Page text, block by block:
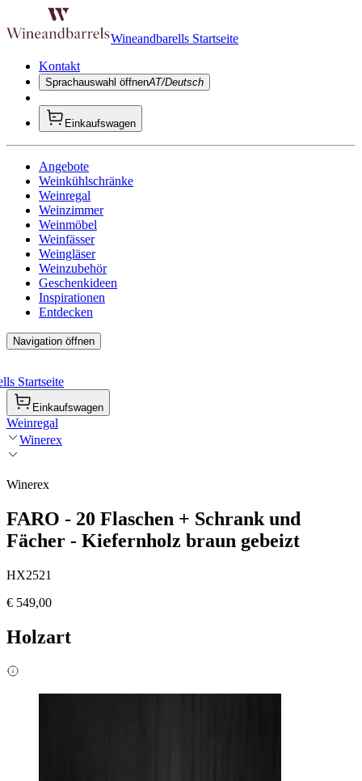
Wineandbarells Startseite
Kontakt
Sprachauswahl öffnenAT/Deutsch
Einkaufswagen
Angebote
Weinkühlschränke
Weinregal
Weinzimmer
Weinmöbel
Weinfässer
Weingläser
Weinzubehör
Geschenkideen
Inspirationen
Entdecken
Navigation öffnen
Startseite
Einkaufswagen
Weinregal
Winerex
Winerex
FARO - 20 Flaschen + Schrank und
Fächer - Kiefernholz braun gebeizt
HX2521
€ 549,00
Holzart